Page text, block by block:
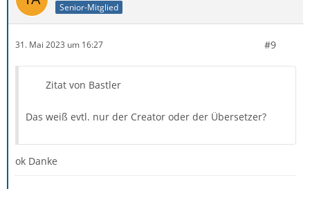
Senior-Mitglied
31. Mai 2023 um 16:27 #9
Zitat von Bastler
Das weiß evtl. nur der Creator oder der Übersetzer?
ok Danke